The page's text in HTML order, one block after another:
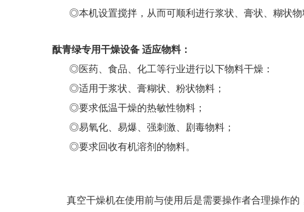
◎本机设置搅拌，从而可顺利进行浆状、膏状、糊状物
酞青绿专用干燥设备 适应物料：
◎医药、食品、化工等行业进行以下物料干燥：
◎适用于浆状、膏糊状、粉状物料；
◎要求低温干燥的热敏性物料；
◎易氧化、易爆、强刺激、剧毒物料；
◎要求回收有机溶剂的物料。
真空干燥机在使用前与使用后是需要操作者合理操作的